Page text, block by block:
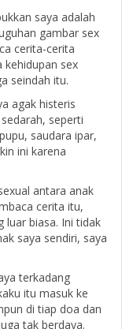
saya adalah
gambar sex
cerita-cerita
kehidupan sex
seindah itu.
agak histeris
seperti
saudara ipar,
ini karena
antara anak
cerita itu,
luar biasa. Ini tidak
saya sendiri, saya
terkadang
itu masuk ke
di tiap doa dan
tak berdaya.